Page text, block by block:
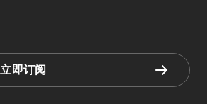
立即订阅